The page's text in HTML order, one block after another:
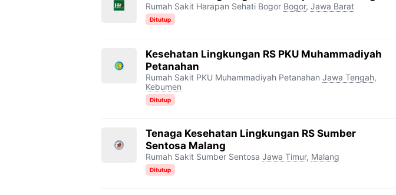
Rumah Sakit Harapan Sehati Bogor Bogor, Jawa Barat
Ditutup
Kesehatan Lingkungan RS PKU Muhammadiyah
Petanahan
Rumah Sakit PKU Muhammadiyah Petanahan Jawa Tengah,
Kebumen
Ditutup
Tenaga Kesehatan Lingkungan RS Sumber
Sentosa Malang
Rumah Sakit Sumber Sentosa Jawa Timur, Malang
Ditutup